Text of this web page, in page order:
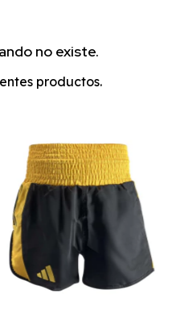
no existe.
productos.